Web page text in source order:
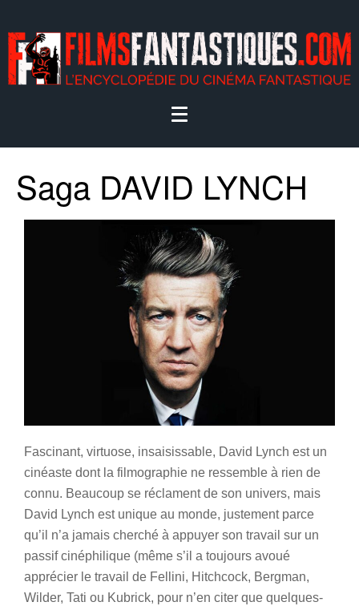
Saga DAVID LYNCH
Fascinant, virtuose, insaisissable, David Lynch est un
cinéaste dont la filmographie ne ressemble à rien de
connu. Beaucoup se réclament de son univers, mais
David Lynch est unique au monde, justement parce
qu’il n’a jamais cherché à appuyer son travail sur un
passif cinéphilique (même s’il a toujours avoué
apprécier le travail de Fellini, Hitchcock, Bergman,
Wilder, Tati ou Kubrick, pour n’en citer que quelques-